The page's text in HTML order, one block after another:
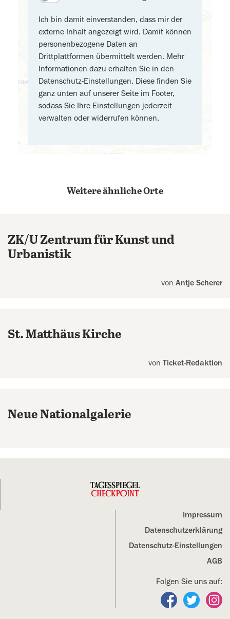
Ich bin damit einverstanden, dass mir der
externe Inhalt angezeigt wird. Damit können
personenbezogene Daten an
Drittplattformen übermittelt werden. Mehr
Informationen dazu erhalten Sie in den
Datenschutz-Einstellungen. Diese finden Sie
ganz unten auf unserer Seite im Footer,
sodass Sie Ihre Einstellungen jederzeit
verwalten oder widerrufen können.
Weitere ähnliche Orte
ZK/U Zentrum für Kunst und
Urbanistik
von Antje Scherer
St. Matthäus Kirche
von Ticket-Redaktion
Neue Nationalgalerie
Impressum
Datenschutz­erklärung
Datenschutz-Einstellungen
AGB
Folgen Sie uns auf:
Folgen Sie